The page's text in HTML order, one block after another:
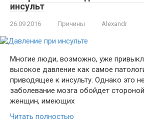
инсульт
26.09.2016 Причины Alexandr
Многие люди, возможно, уже
высокое давление как самое
приводящее к инсульту. Однако это
заболевание мозга обойдет
женщин, имеющих
Читать полностью